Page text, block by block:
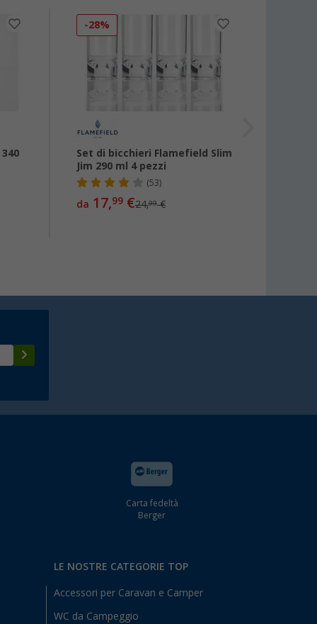
-28%
Set di bicchieri Flamefield Slim
Jim 290 ml 4 pezzi
(53)
da 17,99€24,99€
Carta fedeltà
Berger
LE NOSTRE CATEGORIE TOP
Accessori per Caravan e Camper
WC da Campeggio